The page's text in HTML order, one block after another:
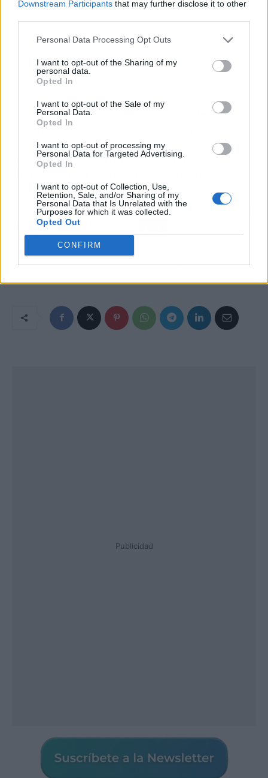
Downstream Participants that may further disclose it to other
Personal Data Processing Opt Outs
I want to opt-out of the Sharing of my
personal data.
Opted In
I want to opt-out of the Sale of my
Personal Data.
Opted In
I want to opt-out of processing my
Personal Data for Targeted Advertising.
Opted In
I want to opt-out of Collection, Use,
Retention, Sale, and/or Sharing of my
Personal Data that Is Unrelated with the
Purposes for which it was collected.
Opted Out
CONFIRM
La empresa cuenta con un equipo de
arquitectos y diseñadores con años de
experiencia en la fabricación de obras
sostenibles, que se encargan de evaluar las
condiciones del terreno y asesorar a sus
Artículo anterior
¿Cuáles son los 10 tipos
de empresas que
impulsarán su éxito con
personalizada e
Publicidad